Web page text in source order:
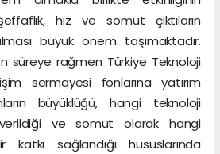
hız ve somut çıktıların
büyük önem taşımaktadır.
süreye rağmen Türkiye Teknoloji
sermayesi fonlarına yatırım
büyüklüğü, hangi teknoloji
ve somut olarak hangi
katkı sağlandığı hususlarında